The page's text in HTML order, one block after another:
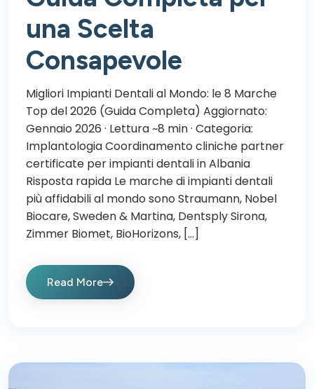
una Scelta
Consapevole
Migliori Impianti Dentali al Mondo: le 8 Marche
Top del 2026 (Guida Completa) Aggiornato:
Gennaio 2026 · Lettura ~8 min · Categoria:
Implantologia Coordinamento cliniche partner
certificate per impianti dentali in Albania
Risposta rapida Le marche di impianti dentali
più affidabili al mondo sono Straumann, Nobel
Biocare, Sweden & Martina, Dentsply Sirona,
Zimmer Biomet, BioHorizons, […]
Read More